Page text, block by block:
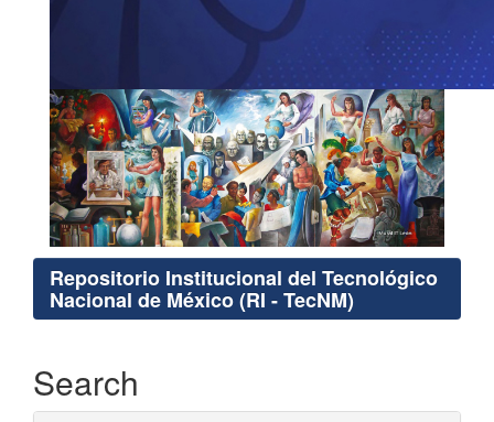
Repositorio Institucional del Tecnológico
Nacional de México (RI - TecNM)
Search